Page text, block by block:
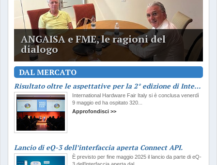
ANGAISA e FME, le ragioni del
dialogo
DAL MERCATO
Risultato oltre le aspettative per la 2° edizione di International...
International Hardware Fair Italy si è conclusa venerdì
9 maggio ed ha ospitato 320...
Approfondisci >>
Lancio di eQ-3 dell’interfaccia aperta Connect API.
È previsto per fine maggio 2025 il lancio da parte di eQ-